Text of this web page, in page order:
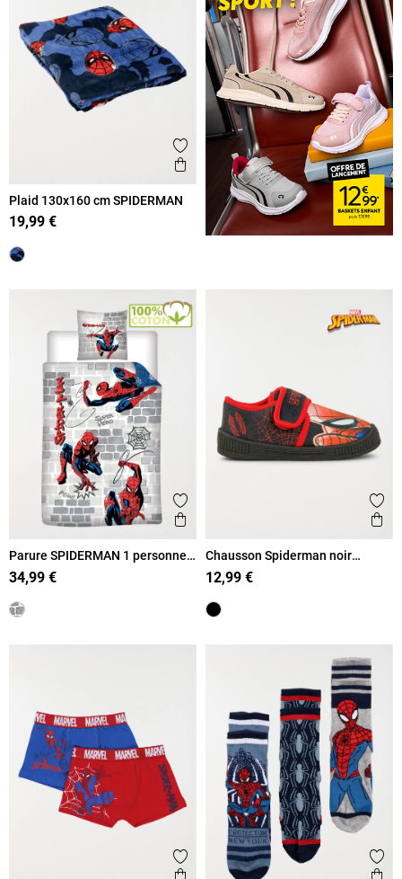
Ajouter aux favoris
Aperçu rapide
Plaid 130x160 cm SPIDERMAN
19,99 €
Ajouter aux favoris
Aperçu rapide
Parure SPIDERMAN 1 personne
140x200 cm
34,99 €
Chausson Spiderman noir
garçon (24-30)
12,99 €
Ajouter aux favoris